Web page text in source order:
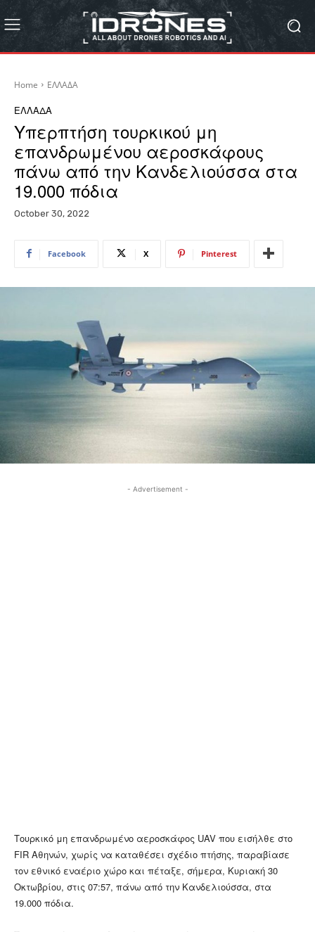
Home ΕΛΛΑΔΑ
ΕΛΛΑΔΑ
Υπερπτήση τουρκικού μη
επανδρωμένου αεροσκάφους
πάνω από την Κανδελιούσσα στα
19.000 πόδια
October 30, 2022
Facebook X Pinterest
- Advertisement -
Τουρκικό μη επανδρωμένο αεροσκάφος UAV που εισήλθε στο
FIR Αθηνών, χωρίς να καταθέσει σχέδιο πτήσης, παραβίασε
τον εθνικό εναέριο χώρο και πέταξε, σήμερα, Κυριακή 30
Οκτωβρίου, στις 07:57, πάνω από την Κανδελιούσσα, στα
19.000 πόδια.